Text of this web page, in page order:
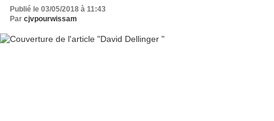
Publié le 03/05/2018 à 11:43
Par cjvpourwissam